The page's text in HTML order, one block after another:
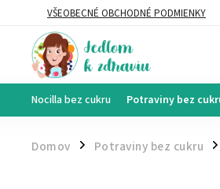
VŠEOBECNÉ OBCHODNÉ PODMIENKY
VEĽKOOBCHOD
Nocilla bez cukru Potraviny bez
Domov / Potraviny bez cukru /